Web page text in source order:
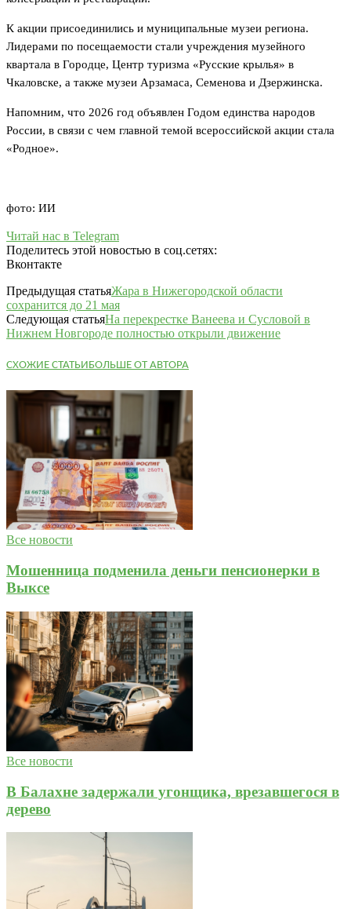
К акции присоединились и муниципальные музеи региона.
Лидерами по посещаемости стали учреждения музейного
квартала в Городце, Центр туризма «Русские крылья» в
Чкаловске, а также музеи Арзамаса, Семенова и Дзержинска.
Напомним, что 2026 год объявлен Годом единства народов
России, в связи с чем главной темой всероссийской акции стала
«Родное».
фото: ИИ
Читай нас в Telegram
Поделитесь этой новостью в соц.сетях:
Вконтакте
Предыдущая статьяЖара в Нижегородской области
сохранится до 21 мая
Следующая статьяНа перекрестке Ванеева и Сусловой в
Нижнем Новгороде полностью открыли движение
СХОЖИЕ СТАТЬИБОЛЬШЕ ОТ АВТОРА
Все новости
Мошенница подменила деньги пенсионерки в
Выксе
Все новости
В Балахне задержали угонщика, врезавшегося в
дерево